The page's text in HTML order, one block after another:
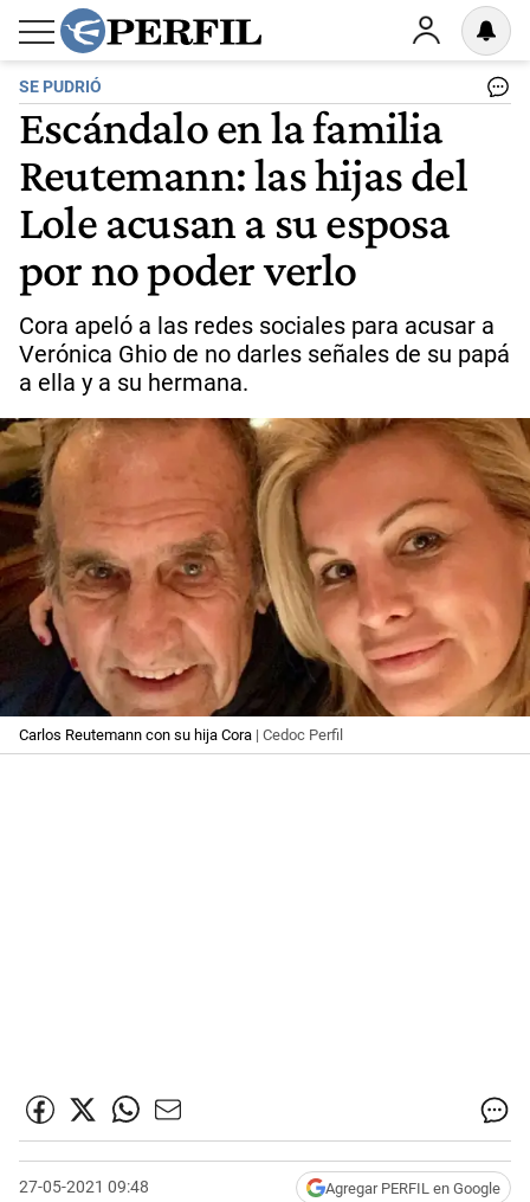
SE PUDRIÓ
Escándalo en la familia
Reutemann: las hijas del
Lole acusan a su esposa
por no poder verlo
Cora apeló a las redes sociales para acusar a
Verónica Ghio de no darles señales de su papá
a ella y a su hermana.
Carlos Reutemann con su hija Cora | Cedoc Perfil
27-05-2021 09:48 Agregar PERFIL en Google